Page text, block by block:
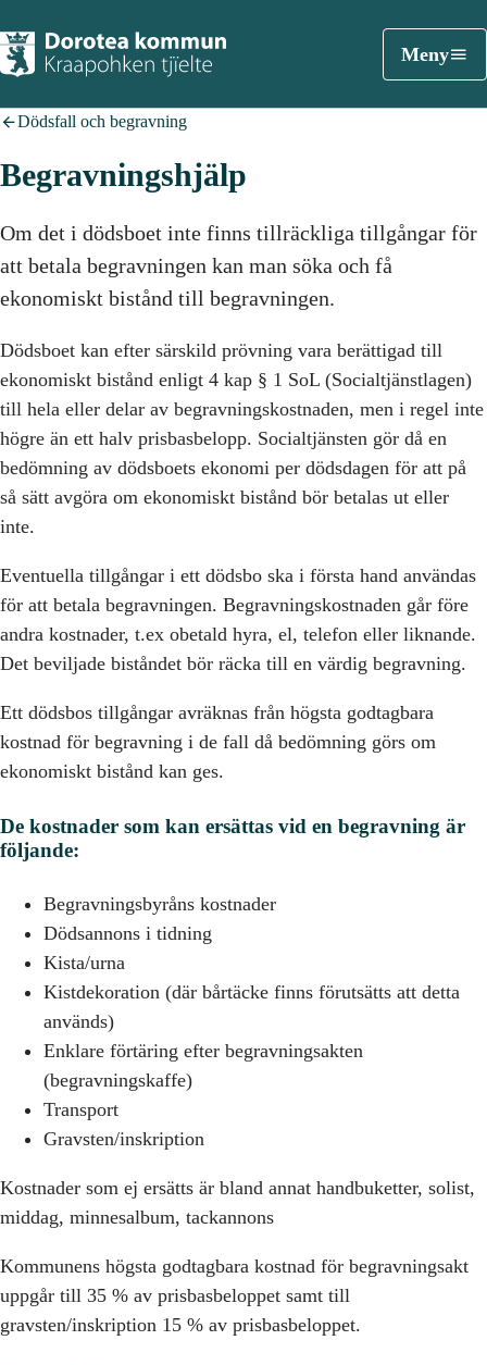
Meny
Dödsfall och begravning
Begravningshjälp
Om det i dödsboet inte finns tillräckliga tillgångar för
att betala begravningen kan man söka och få
ekonomiskt bistånd till begravningen.
Dödsboet kan efter särskild prövning vara berättigad till
ekonomiskt bistånd enligt 4 kap § 1 SoL (Socialtjänstlagen)
till hela eller delar av begravningskostnaden, men i regel inte
högre än ett halv prisbasbelopp. Socialtjänsten gör då en
bedömning av dödsboets ekonomi per dödsdagen för att på
så sätt avgöra om ekonomiskt bistånd bör betalas ut eller
inte.
Eventuella tillgångar i ett dödsbo ska i första hand användas
för att betala begravningen. Begravningskostnaden går före
andra kostnader, t.ex obetald hyra, el, telefon eller liknande.
Det beviljade biståndet bör räcka till en värdig begravning.
Ett dödsbos tillgångar avräknas från högsta godtagbara
kostnad för begravning i de fall då bedömning görs om
ekonomiskt bistånd kan ges.
De kostnader som kan ersättas vid en begravning är
följande:
Begravningsbyråns kostnader
Dödsannons i tidning
Kista/urna
Kistdekoration (där bårtäcke finns förutsätts att detta
används)
Enklare förtäring efter begravningsakten
(begravningskaffe)
Transport
Gravsten/inskription
Kostnader som ej ersätts är bland annat handbuketter, solist,
middag, minnesalbum, tackannons
Kommunens högsta godtagbara kostnad för begravningsakt
uppgår till 35 % av prisbasbeloppet samt till
gravsten/inskription 15 % av prisbasbeloppet.